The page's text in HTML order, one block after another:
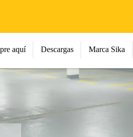
aquí Descargas Marca Sika